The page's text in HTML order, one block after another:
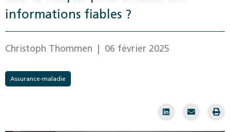
informations fiables ?
Christoph Thommen | 06 février 2025
Assurance-maladie